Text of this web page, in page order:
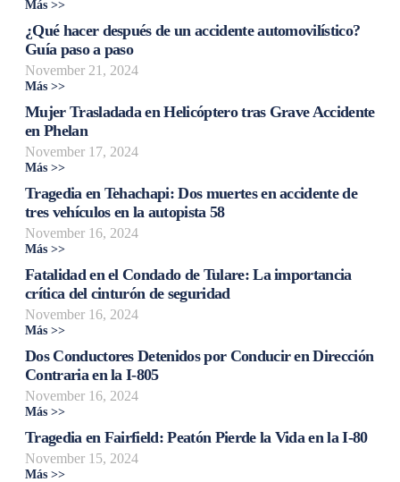
Más >>
¿Qué hacer después de un accidente automovilístico?
Guía paso a paso
November 21, 2024
Más >>
Mujer Trasladada en Helicóptero tras Grave Accidente
en Phelan
November 17, 2024
Más >>
Tragedia en Tehachapi: Dos muertes en accidente de
tres vehículos en la autopista 58
November 16, 2024
Más >>
Fatalidad en el Condado de Tulare: La importancia
crítica del cinturón de seguridad
November 16, 2024
Más >>
Dos Conductores Detenidos por Conducir en Dirección
Contraria en la I-805
November 16, 2024
Más >>
Tragedia en Fairfield: Peatón Pierde la Vida en la I-80
November 15, 2024
Más >>